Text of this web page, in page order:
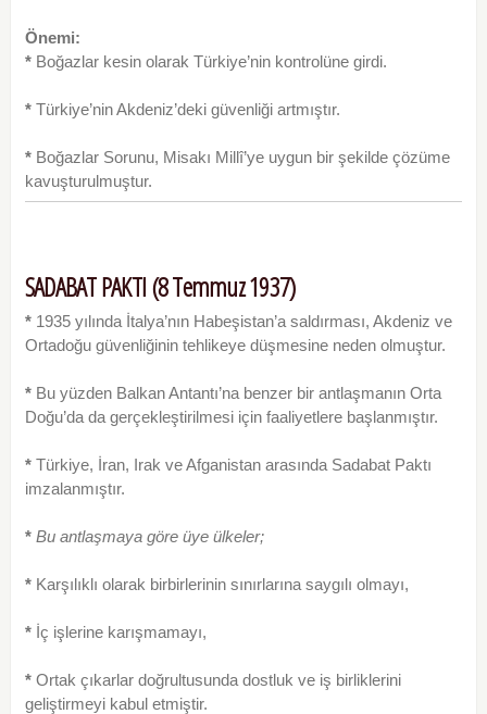
Önemi:
* Boğazlar kesin olarak Türkiye’nin kontrolüne girdi.
* Türkiye’nin Akdeniz’deki güvenliği artmıştır.
* Boğazlar Sorunu, Misakı Millî’ye uygun bir şe­kilde çözüme
kavuşturulmuştur.
SADABAT PAKTI (8 Temmuz 1937)
* 1935 yılında İtalya’nın Habeşistan’a saldırması, Akdeniz ve
Ortadoğu güvenliğinin tehlikeye düşmesine neden olmuştur.
* Bu yüzden Balkan Antantı’na benzer bir ant­laşmanın Orta
Doğu’da da gerçekleştirilmesi için faa­liyetlere başlanmıştır.
* Türkiye, İran, Irak ve Afganistan arasında Sa­dabat Paktı
imzalanmıştır.
* Bu antlaşmaya göre üye ülkeler;
* Karşılıklı olarak birbirlerinin sınırlarına saygılı olmayı,
* İç işlerine karışmamayı,
* Ortak çıkarlar doğrultusunda dostluk ve iş bir­liklerini
geliştirmeyi kabul etmiştir.